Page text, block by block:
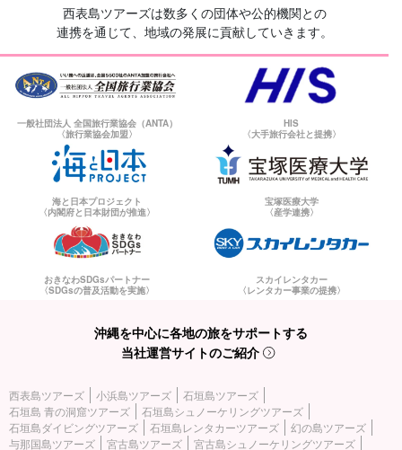
西表島ツアーズは数多くの団体や公的機関との
連携を通じて、地域の発展に貢献していきます。
一般社団法人 全国旅行業協会（ANTA）
〈旅行業協会加盟〉
HIS
〈大手旅行会社と提携〉
海と日本プロジェクト
〈内閣府と日本財団が推進〉
宝塚医療大学
〈産学連携〉
おきなわSDGsパートナー
〈SDGsの普及活動を実施〉
スカイレンタカー
〈レンタカー事業の提携〉
沖縄を中心に各地の旅をサポートする
当社運営サイトのご紹介
西表島ツアーズ 小浜島ツアーズ
石垣島ツアーズ
石垣島 青の洞窟ツアーズ
石垣島シュノーケリングツアーズ
石垣島ダイビングツアーズ
石垣島レンタカーツアーズ
幻の島ツアーズ
与那国島ツアーズ
宮古島ツアーズ 宮古島シュノーケリングツアーズ